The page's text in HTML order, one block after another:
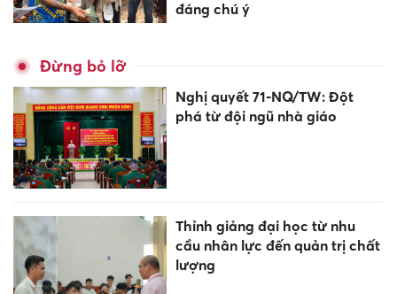
đáng chú ý
Đừng bỏ lỡ
Nghị quyết 71-NQ/TW: Đột
phá từ đội ngũ nhà giáo
Thỉnh giảng đại học từ nhu
cầu nhân lực đến quản trị chất
lượng